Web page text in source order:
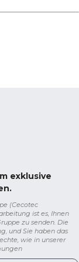
exklusive
(Cecotec
ist es, Ihnen
zu senden. Die
und Sie haben das
wie in unserer